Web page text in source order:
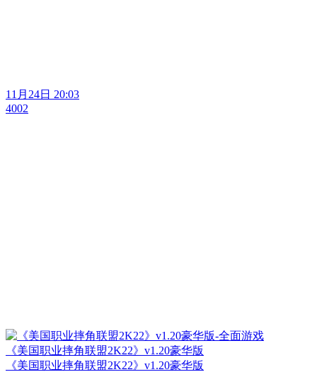
11月24日 20:03
4002
《美国职业摔角联盟2K22》v1.20豪华版
《美国职业摔角联盟2K22》v1.20豪华版